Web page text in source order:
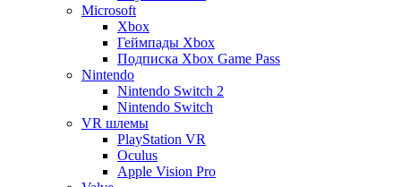
Microsoft
Xbox
Геймпады Xbox
Подписка Xbox Game Pass
Nintendo
Nintendo Switch 2
Nintendo Switch
VR шлемы
PlayStation VR
Oculus
Apple Vision Pro